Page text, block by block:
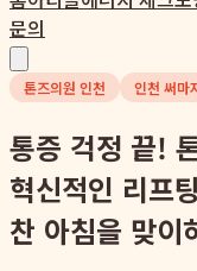
문의
톤즈의원 인천 인천 써마
통증 걱정 끝!
혁신적인 리프
찬 아침을 맞이